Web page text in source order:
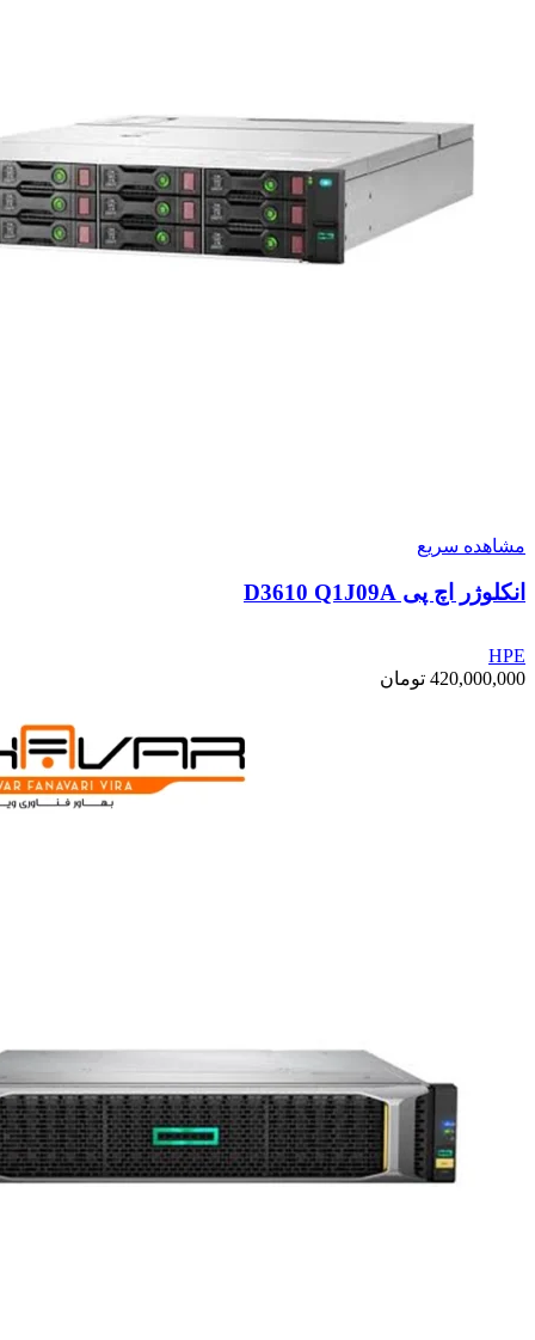
مشاهده سریع
انکلوژر اچ پی D3610 Q1J09A
HPE
420,000,000 تومان